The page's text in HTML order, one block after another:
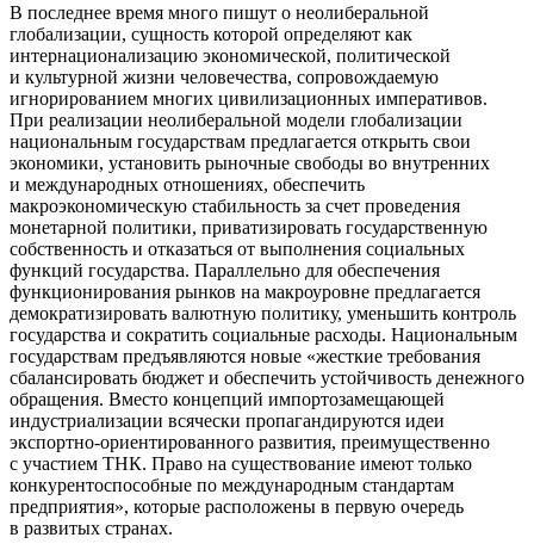
В последнее время много пишут о неолиберальной
глобализации, сущность которой определяют как
интернационализацию экономической, политической
и культурной жизни человечества, сопровождаемую
игнорированием многих цивилизационных императивов.
При реализации неолиберальной модели глобализации
национальным государствам предлагается открыть свои
экономики, установить рыночные свободы во внутренних
и международных отношениях, обеспечить
макроэкономическую стабильность за счет проведения
монетарной политики, приватизировать государственную
собственность и отказаться от выполнения социальных
функций государства. Параллельно для обеспечения
функционирования рынков на макроуровне предлагается
демократизировать валютную политику, уменьшить контроль
государства и сократить социальные расходы. Национальным
государствам предъявляются новые «жесткие требования
сбалансировать бюджет и обеспечить устойчивость денежного
обращения. Вместо концепций импортозамещающей
индустриализации всячески пропагандируются идеи
экспортно‐ориентированного развития, преимущественно
с участием ТНК. Право на существование имеют только
конкурентоспособные по международным стандартам
предприятия», которые расположены в первую очередь
в развитых странах.